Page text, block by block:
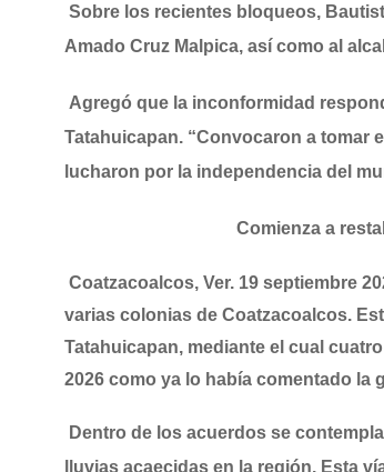
Sobre los recientes bloqueos,
Amado Cruz Malpica, así como al
Agregó que la inconformidad
Tatahuicapan. “Convocaron a tomar
lucharon por la independencia del
Comienza a
Coatzacoalcos, Ver. 19 septiembre
varias colonias de Coatzacoalcos.
Tatahuicapan, mediante el cual
2026 como ya lo había comentado la
Dentro de los acuerdos se
lluvias acaecidas en la región. Esta